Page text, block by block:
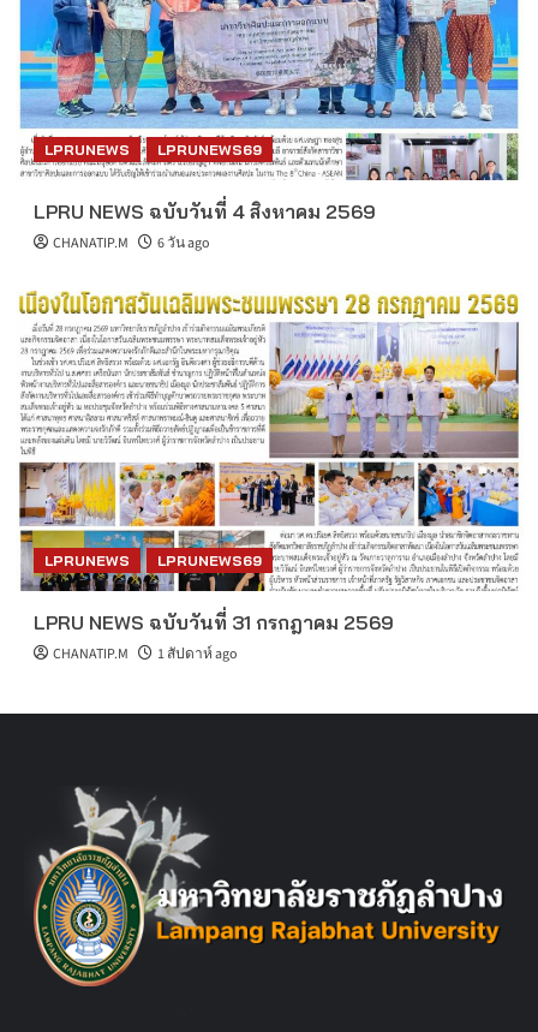
LPRUNEWS LPRUNEWS69
LPRU NEWS ฉบับวันที่ 4 สิงหาคม 2569
CHANATIP.M 6 วัน ago
LPRUNEWS LPRUNEWS69
LPRU NEWS ฉบับวันที่ 31 กรกฎาคม 2569
CHANATIP.M 1 สัปดาห์ ago